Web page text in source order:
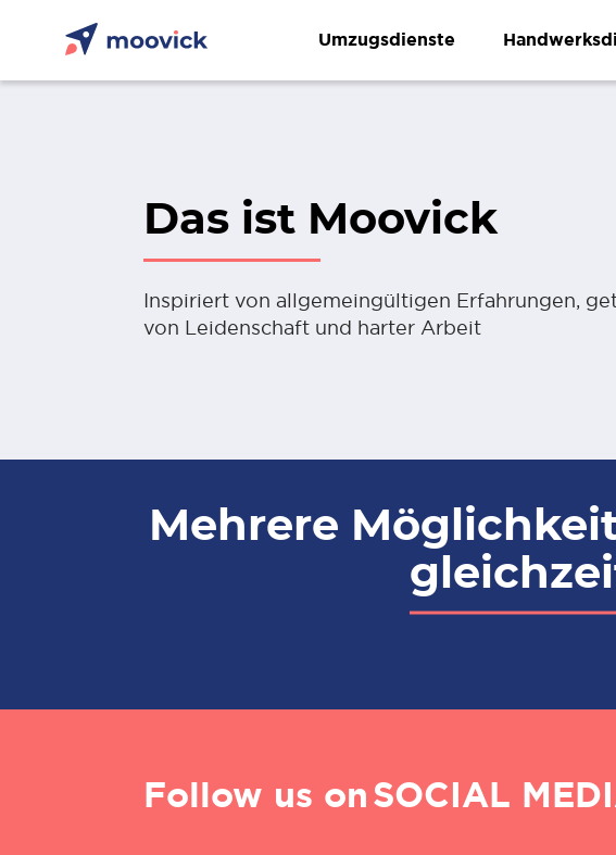
Umzugsdienste
Das ist Moovick
Inspiriert von allgemeingültigen Erfahrungen,
von Leidenschaft und harter Arbeit
Mehrere
Follow us onSOCIAL